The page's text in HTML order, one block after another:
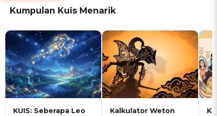
Kumpulan Kuis Menarik
KUIS: Seberapa Leo
Kalkulator Weton